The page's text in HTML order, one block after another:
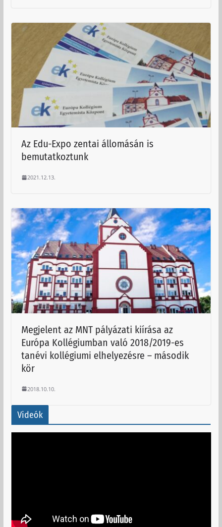
Az Edu-Expo zentai állomásán is
bemutatkoztunk
2021.12.13.
Megjelent az MNT pályázati kiírása az
Európa Kollégiumban való 2018/2019-es
tanévi kollégiumi elhelyezésre – második
kör
2018.10.10.
Videók